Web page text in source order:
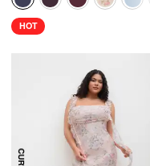
HOT